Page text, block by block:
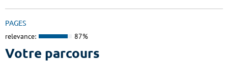
PAGES
relevance: 87%
Votre parcours